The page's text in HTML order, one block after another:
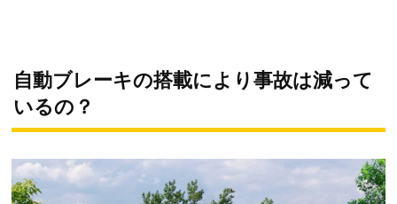
自動ブレーキの搭載により事故は減って
いるの？